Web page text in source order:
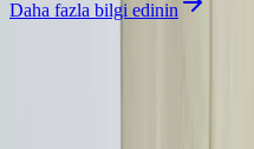
Daha fazla bilgi edinin